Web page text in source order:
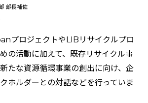
部長補佐
プロジェクトやLIBリサイクルプロ
の活動に加えて、既存リサイクル事
たな資源循環事業の創出に向け、企
ホルダーとの対話などを行っていま